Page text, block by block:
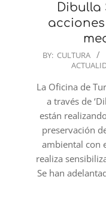
Dibulla
2023-
17
BY: CULTURA
La Oficina de
a través de
están
preservación
ambiental con
realiza
Se han